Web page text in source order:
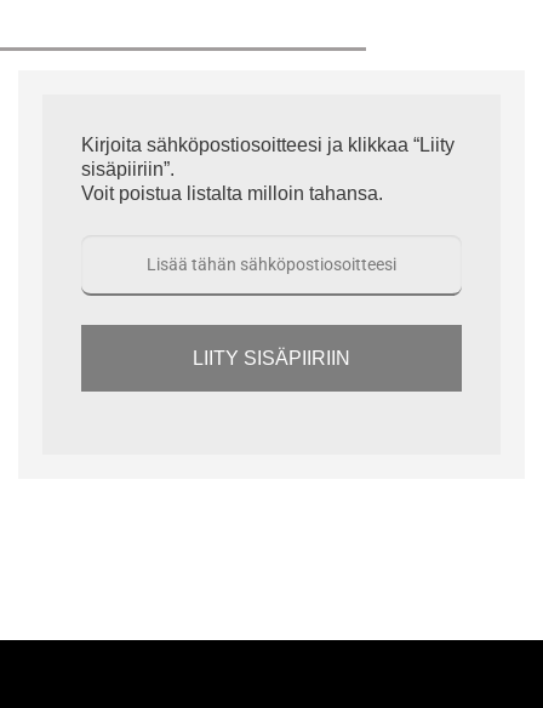
Kirjoita sähköpostiosoitteesi ja klikkaa “Liity
sisäpiiriin”.
Voit poistua listalta milloin tahansa.
LIITY SISÄPIIRIIN